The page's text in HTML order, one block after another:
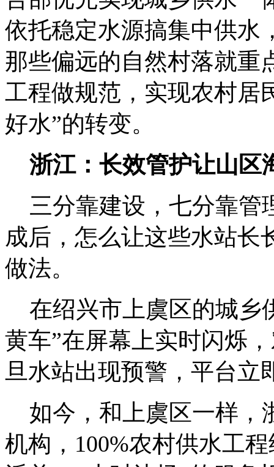
依托稳定水源搞集中供水
那些偏远的自然村落就重
工程做规范，实现农村居
好水”的转变。
浙江：长效管护让山区
三分靠建设，七分靠管
成后，怎么让这些水站长
做法。
在绍兴市上虞区的城乡
黄车”在屏幕上实时闪烁
旦水站出现预警，平台立
如今，和上虞区一样，
机构，100%农村供水工